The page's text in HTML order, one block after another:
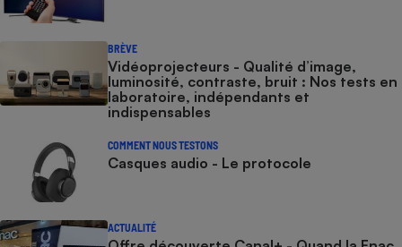
BRÈVE
Vidéoprojecteurs - Qualité d’image,
luminosité, contraste, bruit : Nos tests en
laboratoire, indépendants et
indispensables
COMMENT NOUS TESTONS
Casques audio - Le protocole
ACTUALITÉ